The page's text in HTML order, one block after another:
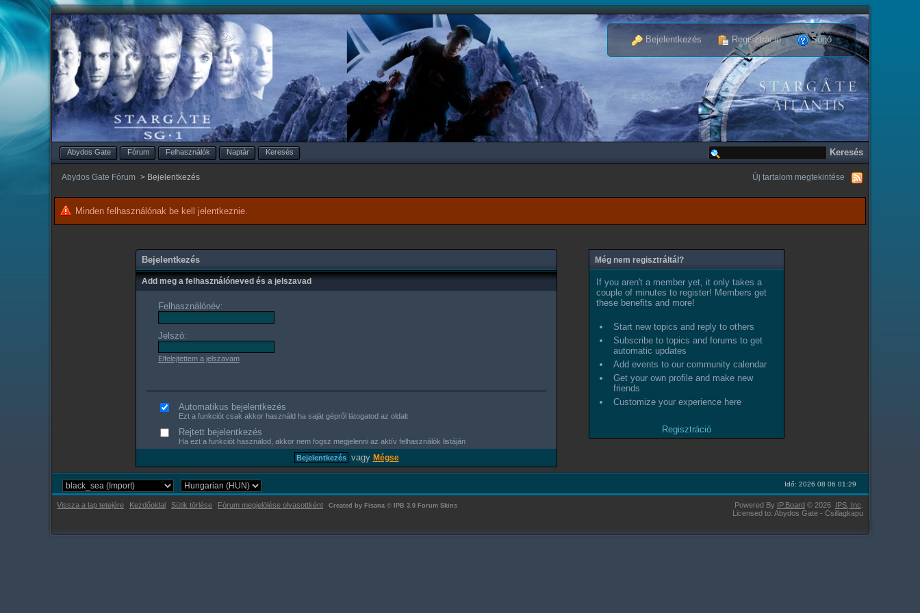
Bejelentkezés Regisztráció Súgó
Abydos Gate Fórum Felhasználók Naptár Keresés
Abydos Gate Fórum > Bejelentkezés Új tartalom megtekintése
Minden felhasználónak be kell jelentkeznie.
Bejelentkezés
Add meg a felhasználóneved és a jelszavad
Felhasználónév:
Jelszó:
Elfelejtettem a jelszavam
Automatikus bejelentkezés
Ezt a funkciót csak akkor használd ha saját gépről látogatod az oldalt
Rejtett bejelentkezés
Ha ezt a funkciót használod, akkor nem fogsz megjelenni az aktív felhasználók listáján
vagy Mégse
Még nem regisztráltál?
If you aren't a member yet, it only takes a
couple of minutes to register! Members get
these benefits and more!
Start new topics and reply to others
Subscribe to topics and forums to get
automatic updates
Add events to our community calendar
Get your own profile and make new
friends
Customize your experience here
Regisztráció
Idő: 2026 08 06 01:29
Vissza a lap tetejére Kezdőoldal Sütik törlése Fórum megjelölése olvasottként Powered By IP.Board © 2026 IPS, Inc.
Licensed to: Abydos Gate - Csillagkapu
Created by Fisana © IPB 3.0 Forum Skins